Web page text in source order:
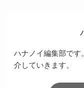
ハナノイ編集部です
介していきます。